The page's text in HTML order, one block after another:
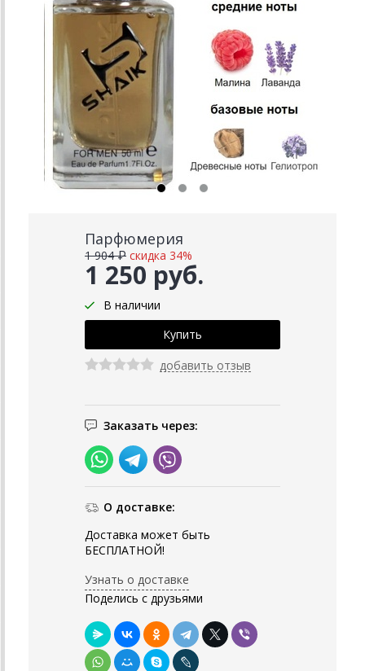
Парфюмерия
1 250 руб.
1 904 ₽ скидка 34%
В наличии
добавить отзыв
Заказать через:
О доставке:
Доставка может быть
БЕСПЛАТНОЙ!
Узнать о доставке
Поделись с друзьями